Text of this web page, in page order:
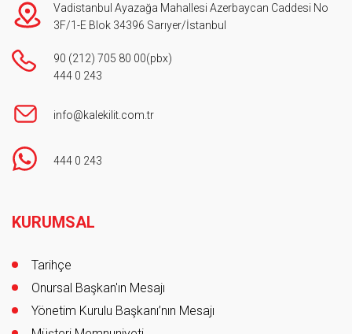
Vadistanbul Ayazağa Mahallesi Azerbaycan Caddesi No
3F/1-E Blok 34396 Sarıyer/İstanbul
90 (212) 705 80 00(pbx)
444 0 243
info@kalekilit.com.tr
444 0 243
KURUMSAL
Tarihçe
Onursal Başkan'ın Mesajı
Yönetim Kurulu Başkanı’nın Mesajı